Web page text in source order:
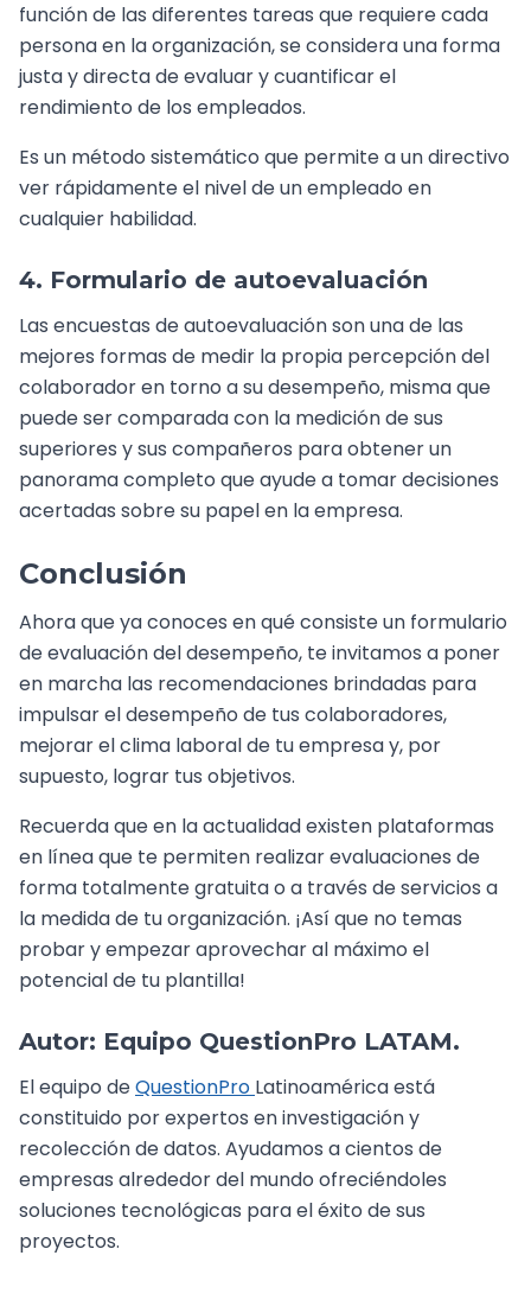
función de las diferentes tareas que requiere cada
persona en la organización, se considera una forma
justa y directa de evaluar y cuantificar el
rendimiento de los empleados.
Es un método sistemático que permite a un directivo
ver rápidamente el nivel de un empleado en
cualquier habilidad.
4. Formulario de autoevaluación
Las encuestas de autoevaluación son una de las
mejores formas de medir la propia percepción del
colaborador en torno a su desempeño, misma que
puede ser comparada con la medición de sus
superiores y sus compañeros para obtener un
panorama completo que ayude a tomar decisiones
acertadas sobre su papel en la empresa.
Conclusión
Ahora que ya conoces en qué consiste un formulario
de evaluación del desempeño, te invitamos a poner
en marcha las recomendaciones brindadas para
impulsar el desempeño de tus colaboradores,
mejorar el clima laboral de tu empresa y, por
supuesto, lograr tus objetivos.
Recuerda que en la actualidad existen plataformas
en línea que te permiten realizar evaluaciones de
forma totalmente gratuita o a través de servicios a
la medida de tu organización. ¡Así que no temas
probar y empezar aprovechar al máximo el
potencial de tu plantilla!
Autor: Equipo QuestionPro LATAM.
El equipo deQuestionPro Latinoamérica está
constituido por expertos en investigación y
recolección de datos. Ayudamos a cientos de
empresas alrededor del mundo ofreciéndoles
soluciones tecnológicas para el éxito de sus
proyectos.